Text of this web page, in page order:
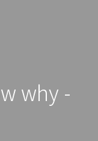
why -